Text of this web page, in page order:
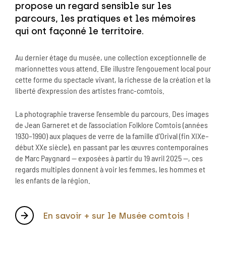
propose un regard sensible sur les
parcours, les pratiques et les mémoires
qui ont façonné le territoire.
Au dernier étage du musée, une collection exceptionnelle de
marionnettes vous attend. Elle illustre l’engouement local pour
cette forme du spectacle vivant, la richesse de la création et la
liberté d’expression des artistes franc-comtois.
La photographie traverse l’ensemble du parcours. Des images
de Jean Garneret et de l’association Folklore Comtois (années
1930–1990) aux plaques de verre de la famille d’Orival (fin XIXe–
début XXe siècle), en passant par les œuvres contemporaines
de Marc Paygnard — exposées à partir du 19 avril 2025 —, ces
regards multiples donnent à voir les femmes, les hommes et
les enfants de la région.
En savoir + sur le Musée comtois !